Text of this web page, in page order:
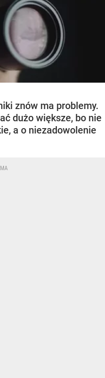
znów ma problemy.
dużo większe, bo nie
a o niezadowolenie